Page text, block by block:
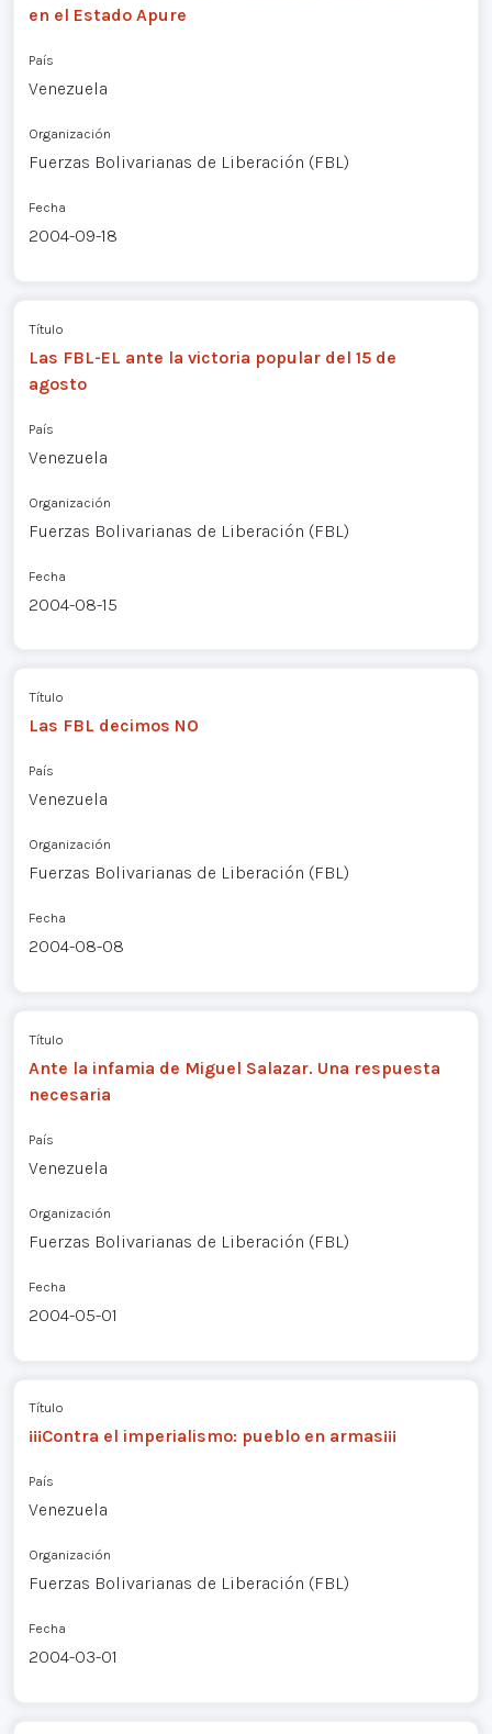
en el Estado Apure
País
Venezuela
Organización
Fuerzas Bolivarianas de Liberación (FBL)
Fecha
2004-09-18
Título
Las FBL-EL ante la victoria popular del 15 de
agosto
País
Venezuela
Organización
Fuerzas Bolivarianas de Liberación (FBL)
Fecha
2004-08-15
Título
Las FBL decimos NO
País
Venezuela
Organización
Fuerzas Bolivarianas de Liberación (FBL)
Fecha
2004-08-08
Título
Ante la infamia de Miguel Salazar. Una respuesta
necesaria
País
Venezuela
Organización
Fuerzas Bolivarianas de Liberación (FBL)
Fecha
2004-05-01
Título
¡¡¡Contra el imperialismo: pueblo en armas¡¡¡
País
Venezuela
Organización
Fuerzas Bolivarianas de Liberación (FBL)
Fecha
2004-03-01